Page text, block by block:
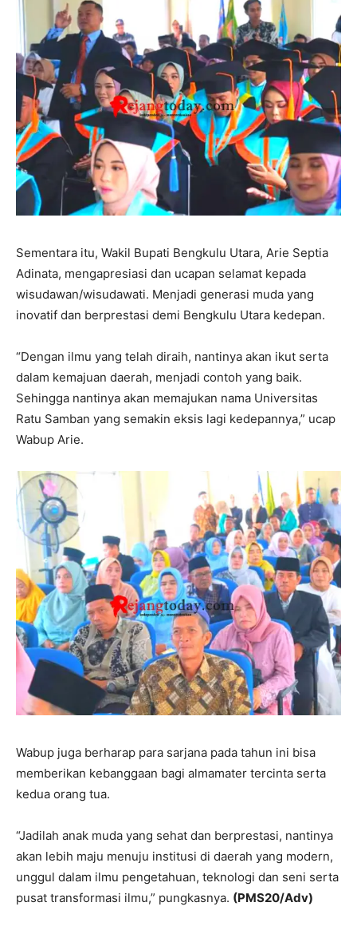
Sementara itu, Wakil Bupati Bengkulu Utara, Arie Septia
Adinata, mengapresiasi dan ucapan selamat kepada
wisudawan/wisudawati. Menjadi generasi muda yang
inovatif dan berprestasi demi Bengkulu Utara kedepan.
“Dengan ilmu yang telah diraih, nantinya akan ikut serta
dalam kemajuan daerah, menjadi contoh yang baik.
Sehingga nantinya akan memajukan nama Universitas
Ratu Samban yang semakin eksis lagi kedepannya,” ucap
Wabup Arie.
Wabup juga berharap para sarjana pada tahun ini bisa
memberikan kebanggaan bagi almamater tercinta serta
kedua orang tua.
“Jadilah anak muda yang sehat dan berprestasi, nantinya
akan lebih maju menuju institusi di daerah yang modern,
unggul dalam ilmu pengetahuan, teknologi dan seni serta
pusat transformasi ilmu,” pungkasnya. (PMS20/Adv)